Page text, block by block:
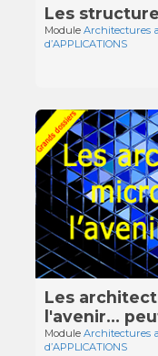
Les
ModuleArchitectures
d’APPLICATIONS
Les
l'avenir…
ModuleArchitectures
d’APPLICATIONS